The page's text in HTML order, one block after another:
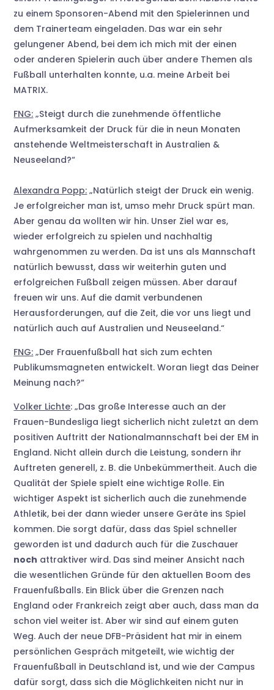
zu einem Sponsoren-Abend mit den Spielerinnen und
dem Trainerteam eingeladen. Das war ein sehr
gelungener Abend, bei dem ich mich mit der einen
oder anderen Spielerin auch über andere Themen als
Fußball unterhalten konnte, u.a. meine Arbeit bei
MATRIX.
FNG: „Steigt durch die zunehmende öffentliche
Aufmerksamkeit der Druck für die in neun Monaten
anstehende Weltmeisterschaft in Australien &
Neuseeland?“
Alexandra Popp: „Natürlich steigt der Druck ein wenig.
Je erfolgreicher man ist, umso mehr Druck spürt man.
Aber genau da wollten wir hin. Unser Ziel war es,
wieder erfolgreich zu spielen und nachhaltig
wahrgenommen zu werden. Da ist uns als Mannschaft
natürlich bewusst, dass wir weiterhin guten und
erfolgreichen Fußball zeigen müssen. Aber darauf
freuen wir uns. Auf die damit verbundenen
Herausforderungen, auf die Zeit, die vor uns liegt und
natürlich auch auf Australien und Neuseeland.“
FNG: „Der Frauenfußball hat sich zum echten
Publikumsmagneten entwickelt. Woran liegt das Deiner
Meinung nach?“
Volker Lichte: „Das große Interesse auch an der
Frauen-Bundesliga liegt sicherlich nicht zuletzt an dem
positiven Auftritt der Nationalmannschaft bei der EM in
England. Nicht allein durch die Leistung, sondern ihr
Auftreten generell, z. B. die Unbekümmertheit. Auch die
Qualität der Spiele spielt eine wichtige Rolle. Ein
wichtiger Aspekt ist sicherlich auch die zunehmende
Athletik, bei der dann wieder unsere Geräte ins Spiel
kommen. Die sorgt dafür, dass das Spiel schneller
geworden ist und dadurch auch für die Zuschauer
noch attraktiver wird. Das sind meiner Ansicht nach
die wesentlichen Gründe für den aktuellen Boom des
Frauenfußballs. Ein Blick über die Grenzen nach
England oder Frankreich zeigt aber auch, dass man da
schon viel weiter ist. Aber wir sind auf einem guten
Weg. Auch der neue DFB-Präsident hat mir in einem
persönlichen Gespräch mitgeteilt, wie wichtig der
Frauenfußball in Deutschland ist, und wie der Campus
dafür sorgt, dass sich die Möglichkeiten nicht nur in